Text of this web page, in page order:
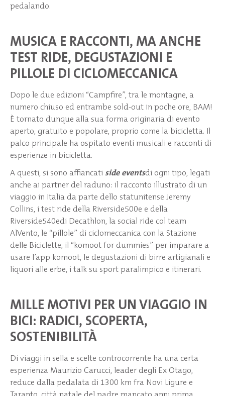
pedalando.
MUSICA E RACCONTI, MA ANCHE
TEST RIDE, DEGUSTAZIONI E
PILLOLE DI CICLOMECCANICA
Dopo le due edizioni “Campfire”, tra le montagne, a
numero chiuso ed entrambe sold-out in poche ore, BAM!
È tornato dunque alla sua forma originaria di evento
aperto, gratuito e popolare, proprio come la bicicletta. Il
palco principale ha ospitato eventi musicali e racconti di
esperienze in bicicletta.
A questi, si sono affiancati side eventsdi ogni tipo, legati
anche ai partner del raduno: il racconto illustrato di un
viaggio in Italia da parte dello statunitense Jeremy
Collins, i test ride della Riverside500e e della
Riverside540edi Decathlon, la social ride col team
AlVento, le “pillole” di ciclomeccanica con la Stazione
delle Biciclette, il “komoot for dummies” per imparare a
usare l’app komoot, le degustazioni di birre artigianali e
liquori alle erbe, i talk su sport paralimpico e itinerari.
MILLE MOTIVI PER UN VIAGGIO IN
BICI: RADICI, SCOPERTA,
SOSTENIBILITÀ
Di viaggi in sella e scelte controcorrente ha una certa
esperienza Maurizio Carucci, leader degli Ex Otago,
reduce dalla pedalata di 1300 km fra Novi Ligure e